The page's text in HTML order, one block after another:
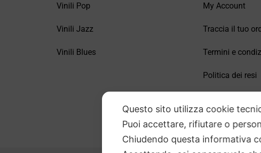
Vinili Pop
Vinili Jazz
Vinili Blues
My Account
Traccia il tuo
Termini e
Politica dei resi
Questo sito utilizza cookie
Puoi accettare, rifiutare o
Chiudendo questa informativa